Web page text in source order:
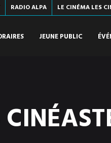
RADIO ALPA LE CINÉMA LES
JEUNE PUBLIC